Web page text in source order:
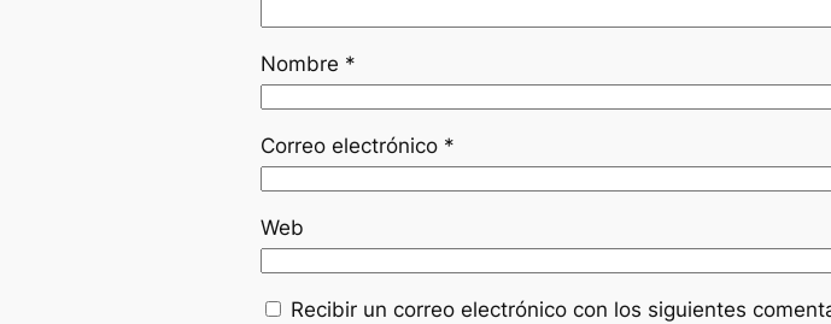
Nombre *
Correo electrónico *
Web
Recibir un correo electrónico con los siguientes